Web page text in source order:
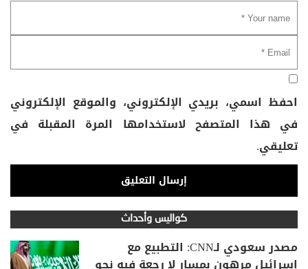
احفظ اسمي، بريدي الإلكتروني، والموقع الإلكتروني
في هذا المتصفح لاستخدامها المرة المقبلة في
تعليقي.
كواليس وأحداث
مصدر سعودي لـCNN: التطبيع مع
إسرائيل مرهون بمسار لا رجعة فيه نحو